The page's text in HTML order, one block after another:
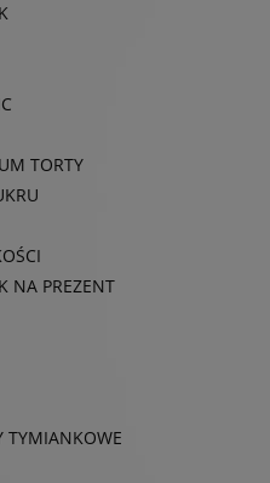
TORTY
NA PREZENT
TYMIANKOWE